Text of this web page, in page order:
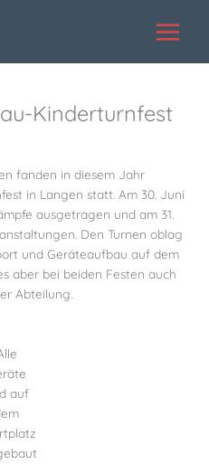
Kinderturnfest
fanden in diesem Jahr
in Langen statt. Am 30. Juni
ausgetragen und am 31.
Den Turnen oblag
und Geräteaufbau auf dem
aber bei beiden Festen auch
Abteilung.
auf